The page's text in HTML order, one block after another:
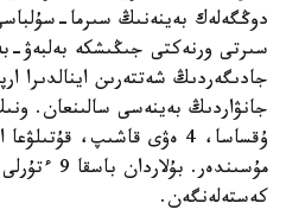
دوڭگەلەك بەينەنىڭ سىرما-
سىرتى ورنەكتى جىڭىشكە بەلبەۋ-
ۇقساسا، 4 ەۋى قاشىپ،
مۇسىندەر.
كەستەلەنگەن.